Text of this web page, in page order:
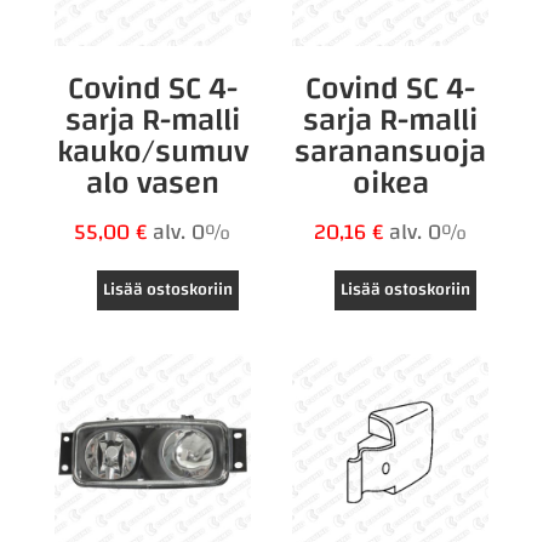
Covind SC 4-
sarja R-malli
kauko/sumuv
alo vasen
55,00€alv. 0%
Lisää ostoskoriin
Covind SC 4-
sarja R-malli
saranansuoja
oikea
20,16€alv. 0%
Lisää ostoskoriin